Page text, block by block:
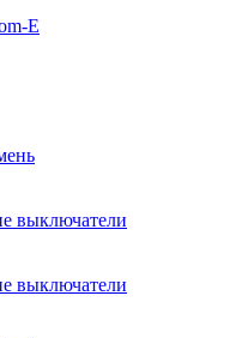
E
выключатели
выключатели